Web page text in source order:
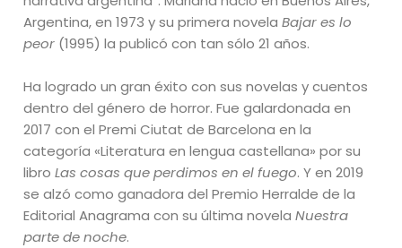
Argentina, en 1973 y su primera novelaBajar es lo
peor (1995) la publicó con tan sólo 21 años.
Ha logrado un gran éxito con sus novelas y cuentos
dentro del género de horror. Fue galardonada en
2017 con el Premi Ciutat de Barcelona en la
categoría «Literatura en lengua castellana» por su
libroLas cosas que perdimos en el fuego. Y en 2019
se alzó como ganadora del Premio Herralde de la
Editorial Anagrama con su última novelaNuestra
parte de noche.